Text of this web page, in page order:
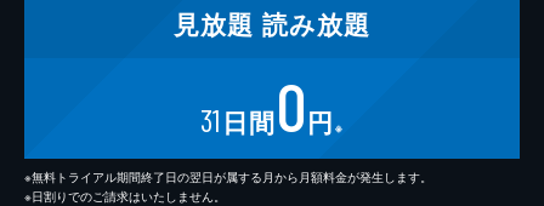
見放題 読み放題
31 日間0円 ※
※無料トライアル期間終了日の翌日が属する月から月額料金が発生します。
※日割りでのご請求はいたしません。